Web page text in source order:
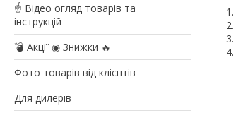
☝ Відео огляд товарів та
інструкцій
💣 Акції ◉ Знижки 🔥
Фото товарів від клієнтів
Для дилерів